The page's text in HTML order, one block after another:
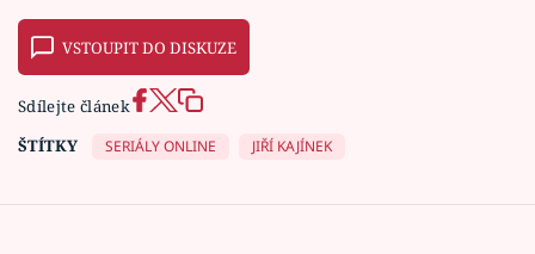
VSTOUPIT DO DISKUZE
Sdílejte článek
ŠTÍTKY
SERIÁLY ONLINE JIŘÍ KAJÍNEK